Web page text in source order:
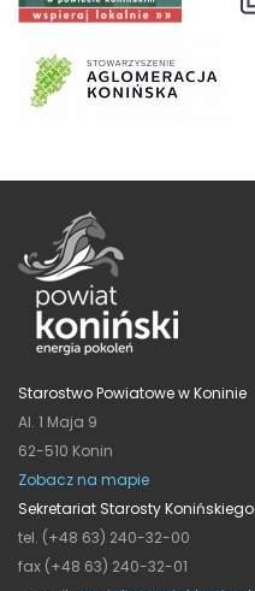
Starostwo Powiatowe w Koninie
Al. 1 Maja 9
62-510 Konin
Zobacz na mapie
Sekretariat Starosty Konińskiego
tel. (+48 63) 240-32-00
fax (+48 63) 240-32-01